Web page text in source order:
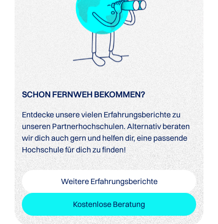
SCHON FERNWEH BEKOMMEN?
Entdecke unsere vielen Erfahrungsberichte zu
unseren Partnerhochschulen. Alternativ beraten
wir dich auch gern und helfen dir, eine passende
Hochschule für dich zu finden!
Weitere Erfahrungsberichte
Kostenlose Beratung